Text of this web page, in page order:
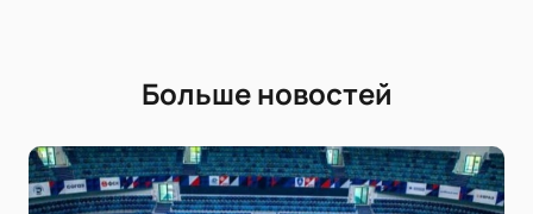
Больше новостей